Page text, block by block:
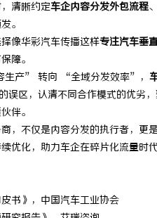
清晰约定车企内容分发外包流程
。
像华彩汽车传播这样专注汽车垂
障。
产” 转向 “全域分发效率”，
区，认清不同合作模式的优劣
伴。
，不仅是内容分发的执行者，
优化，助力车企在碎片化流量
书》，中国汽车工业协会